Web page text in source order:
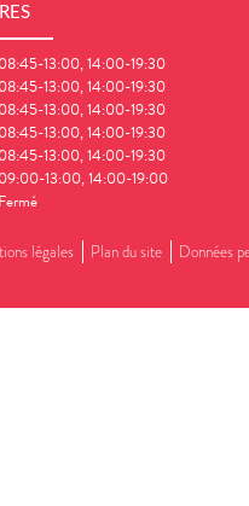
08:45-13:00, 14:00-19:30
08:45-13:00, 14:00-19:30
08:45-13:00, 14:00-19:30
08:45-13:00, 14:00-19:30
08:45-13:00, 14:00-19:30
09:00-13:00, 14:00-19:00
Fermé
légales Plan du site Données